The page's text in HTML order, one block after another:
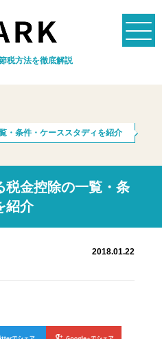
税方法を徹底解説
・条件・ケーススタディを紹介
税金控除の一覧・条
紹介
2018.01.22